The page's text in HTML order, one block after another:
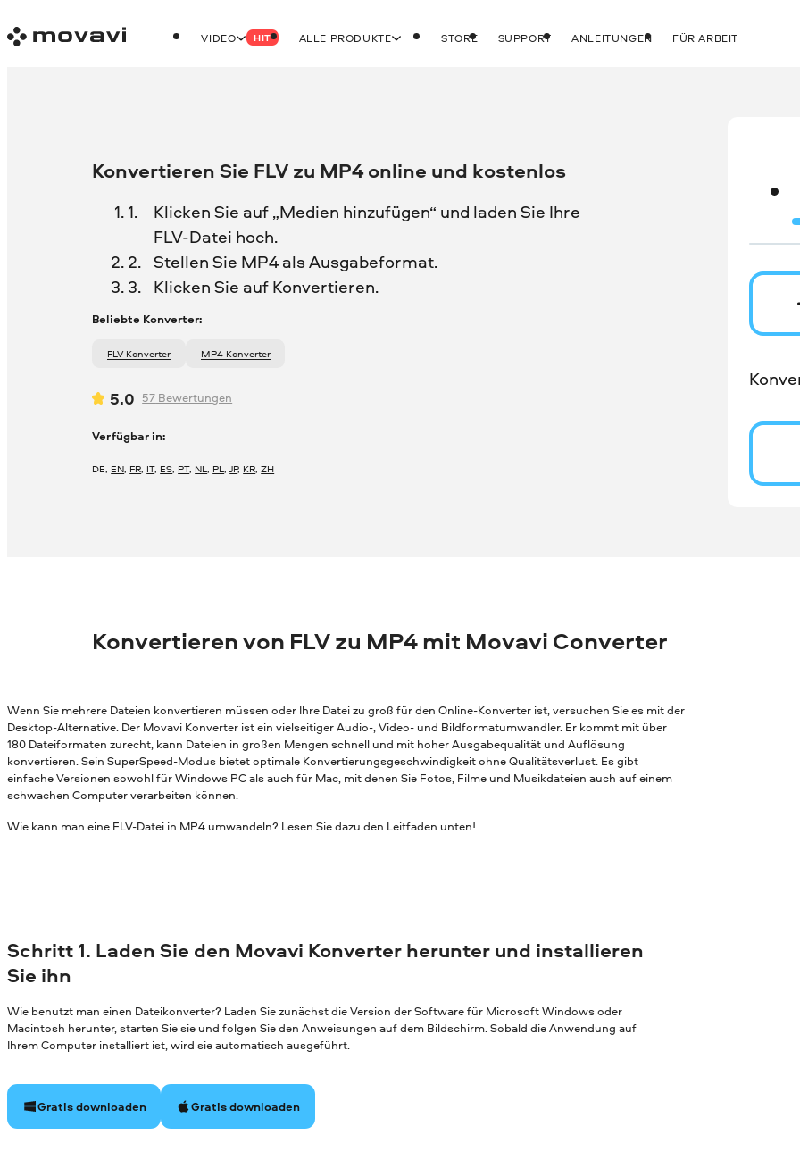
VIDEO HIT ALLE PRODUKTE STORE SUPPORT ANLEITUNGEN FÜR ARBEIT
Konvertieren Sie FLV zu MP4 online und kostenlos
Klicken Sie auf „Medien hinzufügen“ und laden Sie Ihre
FLV-Datei hoch.
Stellen Sie MP4 als Ausgabeformat.
Klicken Sie auf Konvertieren.
Beliebte Konverter:
FLV Konverter MP4 Konverter
5.0 57 Bewertungen
Verfügbar in:
DE, EN, FR, IT, ES, PT, NL, PL,JP, KR,ZH
Konvertieren von FLV zu MP4 mit Movavi Converter
Wenn Sie mehrere Dateien konvertieren müssen oder Ihre Datei zu groß für den Online-Konverter ist, versuchen Sie es mit der
Desktop-Alternative. Der Movavi Konverter ist ein vielseitiger Audio-, Video- und Bildformatumwandler. Er kommt mit über
180 Dateiformaten zurecht, kann Dateien in großen Mengen schnell und mit hoher Ausgabequalität und Auflösung
konvertieren. Sein SuperSpeed-Modus bietet optimale Konvertierungsgeschwindigkeit ohne Qualitätsverlust. Es gibt
einfache Versionen sowohl für Windows PC als auch für Mac, mit denen Sie Fotos, Filme und Musikdateien auch auf einem
schwachen Computer verarbeiten können.
Wie kann man eine FLV-Datei in MP4 umwandeln? Lesen Sie dazu den Leitfaden unten!
Schritt 1. Laden Sie den Movavi Konverter herunter und installieren
Sie ihn
Wie benutzt man einen Dateikonverter? Laden Sie zunächst die Version der Software für Microsoft Windows oder
Macintosh herunter, starten Sie sie und folgen Sie den Anweisungen auf dem Bildschirm. Sobald die Anwendung auf
Ihrem Computer installiert ist, wird sie automatisch ausgeführt.
Gratis downloaden Gratis downloaden